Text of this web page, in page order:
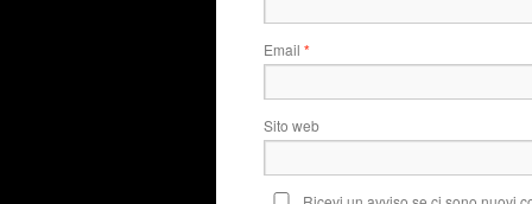
Email *
Sito web